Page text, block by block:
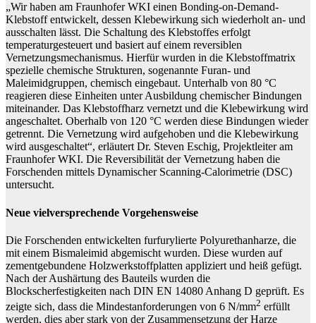
„Wir haben am Fraunhofer WKI einen Bonding-on-Demand-
Klebstoff entwickelt, dessen Klebewirkung sich wiederholt an- und
ausschalten lässt. Die Schaltung des Klebstoffes erfolgt
temperaturgesteuert und basiert auf einem reversiblen
Vernetzungsmechanismus. Hierfür wurden in die Klebstoffmatrix
spezielle chemische Strukturen, sogenannte Furan- und
Maleimidgruppen, chemisch eingebaut. Unterhalb von 80 °C
reagieren diese Einheiten unter Ausbildung chemischer Bindungen
miteinander. Das Klebstoffharz vernetzt und die Klebewirkung wird
angeschaltet. Oberhalb von 120 °C werden diese Bindungen wieder
getrennt. Die Vernetzung wird aufgehoben und die Klebewirkung
wird ausgeschaltet“, erläutert Dr. Steven Eschig, Projektleiter am
Fraunhofer WKI. Die Reversibilität der Vernetzung haben die
Forschenden mittels Dynamischer Scanning-Calorimetrie (DSC)
untersucht.
Neue vielversprechende Vorgehensweise
Die Forschenden entwickelten furfurylierte Polyurethanharze, die
mit einem Bismaleimid abgemischt wurden. Diese wurden auf
zementgebundene Holzwerkstoffplatten appliziert und heiß gefügt.
Nach der Aushärtung des Bauteils wurden die
Blockscherfestigkeiten nach DIN EN 14080 Anhang D geprüft. Es
zeigte sich, dass die Mindestanforderungen von 6 N/mm2 erfüllt
werden, dies aber stark von der Zusammensetzung der Harze